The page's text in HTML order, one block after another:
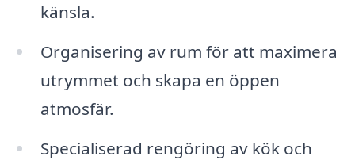
känsla.
Organisering av rum för att maximera
utrymmet och skapa en öppen
atmosfär.
Specialiserad rengöring av kök och